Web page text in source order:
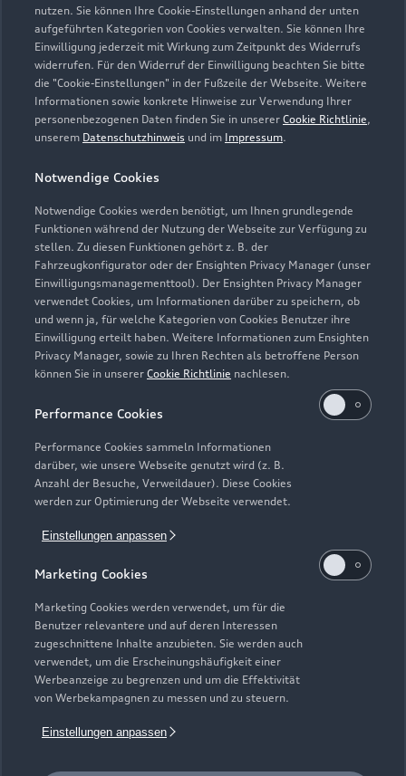
nutzen. Sie können Ihre Cookie-Einstellungen anhand der unten
aufgeführten Kategorien von Cookies verwalten. Sie können Ihre
Einwilligung jederzeit mit Wirkung zum Zeitpunkt des Widerrufs
widerrufen. Für den Widerruf der Einwilligung beachten Sie bitte
die "Cookie-Einstellungen" in der Fußzeile der Webseite. Weitere
Informationen sowie konkrete Hinweise zur Verwendung Ihrer
personenbezogenen Daten finden Sie in unserer Cookie Richtlinie,
unserem Datenschutzhinweis und im Impressum.
Notwendige Cookies
Notwendige Cookies werden benötigt, um Ihnen grundlegende
Funktionen während der Nutzung der Webseite zur Verfügung zu
stellen. Zu diesen Funktionen gehört z. B. der
Fahrzeugkonfigurator oder der Ensighten Privacy Manager (unser
Einwilligungsmanagementtool). Der Ensighten Privacy Manager
verwendet Cookies, um Informationen darüber zu speichern, ob
und wenn ja, für welche Kategorien von Cookies Benutzer ihre
Einwilligung erteilt haben. Weitere Informationen zum Ensighten
Privacy Manager, sowie zu Ihren Rechten als betroffene Person
können Sie in unserer Cookie Richtlinie nachlesen.
Performance Cookies
Performance Cookies sammeln Informationen
darüber, wie unsere Webseite genutzt wird (z. B.
Anzahl der Besuche, Verweildauer). Diese Cookies
werden zur Optimierung der Webseite verwendet.
Einstellungen anpassen
Marketing Cookies
Marketing Cookies werden verwendet, um für die
Benutzer relevantere und auf deren Interessen
zugeschnittene Inhalte anzubieten. Sie werden auch
verwendet, um die Erscheinungshäufigkeit einer
Werbeanzeige zu begrenzen und um die Effektivität
von Werbekampagnen zu messen und zu steuern.
Einstellungen anpassen
Zurück nach oben
Modelle
Elektromodelle
Plug-in-Hybride
Neuwagensuche
Gebrauchtwagensuche
Geschäftskunden
Service & Zubehör
Saisonale Angebote
Audi Services
Garantie
Audi digital services
myAudi
Support
Audi Code
Häufige Fragen (FAQ)
Audi Online Beratung
Online-Terminvereinbarung
Servicekontakt
Über Audi
Unternehmen
Karriere
Investor Relations
© 2026 AUDI AG. Alle Rechte vorbehalten
Impressum Rechtliches